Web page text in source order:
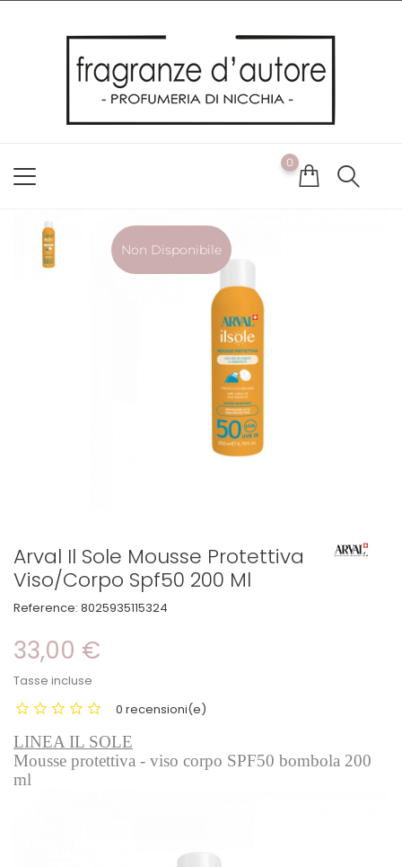
Utilizziamo i cookie per offrirti la migliore esperienza possibile
sul nostro sito web. Cliccando su OK, acconsenti alla nostra
politica sui cookie. Se desideri modificare le tue preferenze sui
cookie, puoi farlo
0
Non Disponibile
Arval Il Sole Mousse Protettiva
Viso/Corpo Spf50 200 Ml
Reference: 8025935115324
33,00 €
Tasse incluse
0 recensioni(e)
LINEA IL SOLE
Mousse protettiva - viso corpo SPF50 bombola 200
ml